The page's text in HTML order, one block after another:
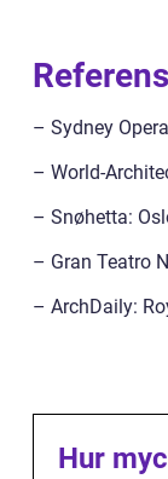
– Sydney
– World-
– Snøhetta:
– Gran Teatro
– ArchDaily:
Hur